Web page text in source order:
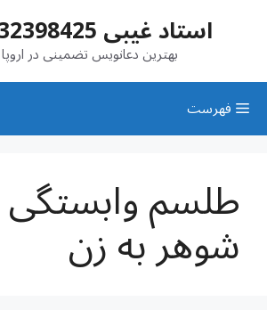
استاد غیبی 00442032398425
بهترین دعانویس تضمینی در اروپا
فهرست
طلسم
شوهر به زن